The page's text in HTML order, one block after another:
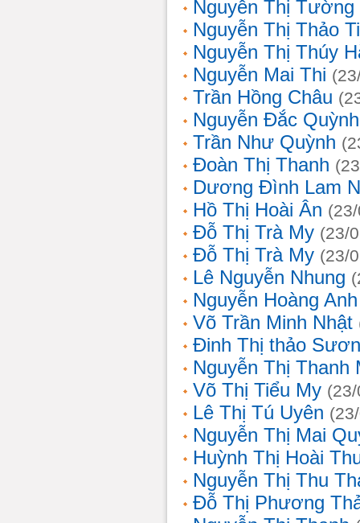
Nguyễn Thị Tường
Nguyễn Thị Thảo
Nguyễn Thị Thúy
Nguyễn Mai Thi
Trần Hồng Châu
Nguyễn Đắc
Trần Như Quỳnh
Đoàn Thị Thanh
Dương Đình Lam
Hồ Thị Hoài Ân
Đỗ Thị Trà My (23/
Đỗ Thị Trà My (23/
Lê Nguyễn Nhung
Nguyễn Hoàng Anh
Võ Trần Minh Nhật
Đinh Thị thảo
Nguyễn Thị Thanh
Võ Thị Tiểu My
Lê Thị Tú Uyên
Nguyễn Thị Mai
Huỳnh Thị Hoài
Nguyễn Thị Thu
Đỗ Thị Phương